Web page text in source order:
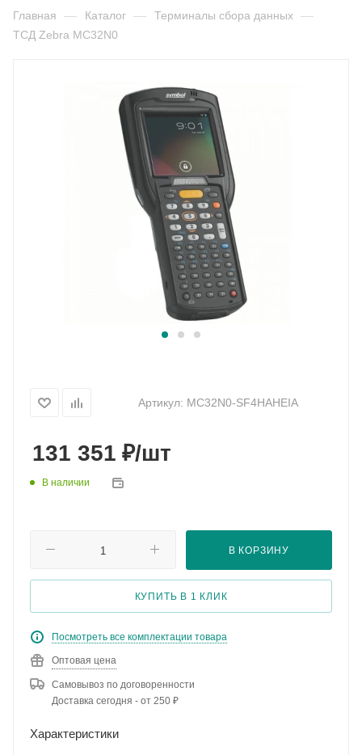
Главная — Каталог — Терминалы сбора данных —
ТСД Zebra MC32N0
Артикул: MC32N0-SF4HAHEIA
131 351 ₽/шт
В наличии
В КОРЗИНУ
КУПИТЬ В 1 КЛИК
Посмотреть все комплектации товара
Оптовая цена
Самовывоз по договоренности
Доставка сегодня - от 250 ₽
Характеристики